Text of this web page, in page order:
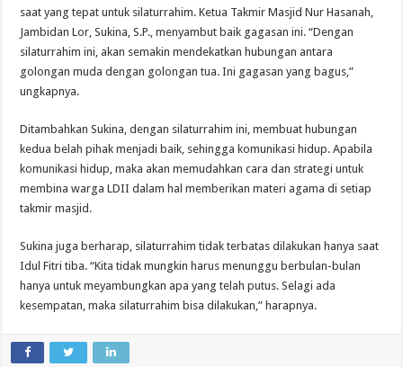
saat yang tepat untuk silaturrahim. Ketua Takmir Masjid Nur Hasanah,
Jambidan Lor, Sukina, S.P., menyambut baik gagasan ini. “Dengan
silaturrahim ini, akan semakin mendekatkan hubungan antara
golongan muda dengan golongan tua. Ini gagasan yang bagus,”
ungkapnya.
Ditambahkan Sukina, dengan silaturrahim ini, membuat hubungan
kedua belah pihak menjadi baik, sehingga komunikasi hidup. Apabila
komunikasi hidup, maka akan memudahkan cara dan strategi untuk
membina warga LDII dalam hal memberikan materi agama di setiap
takmir masjid.
Sukina juga berharap, silaturrahim tidak terbatas dilakukan hanya saat
Idul Fitri tiba. “Kita tidak mungkin harus menunggu berbulan-bulan
hanya untuk meyambungkan apa yang telah putus. Selagi ada
kesempatan, maka silaturrahim bisa dilakukan,” harapnya.